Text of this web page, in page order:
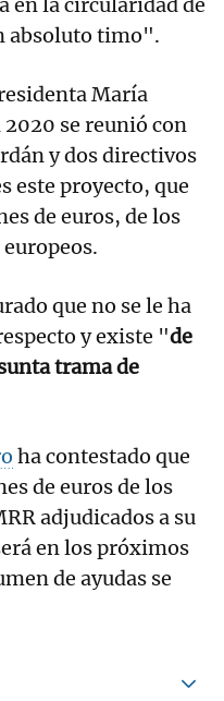
en la circularidad de
absoluto timo".
María
se reunió con
y dos directivos
este proyecto, que
de euros, de los
que no se le ha
y existe "de
trama de
ha contestado que
de euros de los
adjudicados a su
en los próximos
de ayudas se